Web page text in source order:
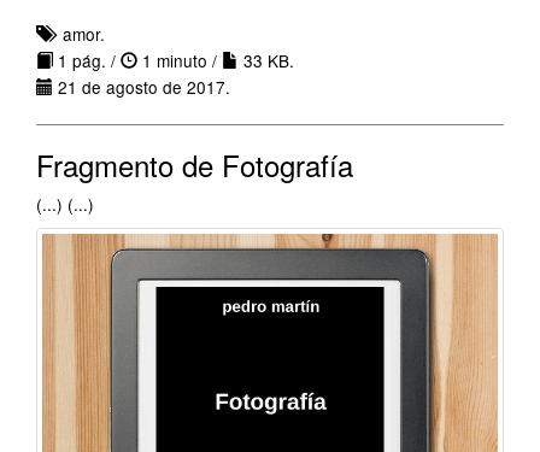
amor.
1 pág. /
1 minuto /
33 KB.
21 de agosto de 2017.
Fragmento de Fotografía
(...) (...)